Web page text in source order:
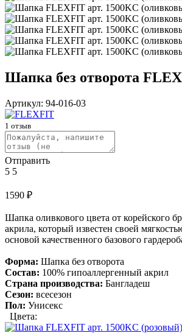
Шапка без отворота
Артикул: 94-016-03
1 отзыв
Отправить
5 5
1590 ₽
Шапка оливкового цвета от корейского
акрила, который известен своей
основой качественного базового
Форма: Шапка без отворота
Состав: 100% гипоаллергенный акрил
Страна производства: Бангладеш
Сезон: всесезон
Пол: Унисекс
Цвета: